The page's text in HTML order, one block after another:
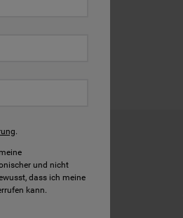
Kontakt
.
und nicht
dass ich meine
kann.